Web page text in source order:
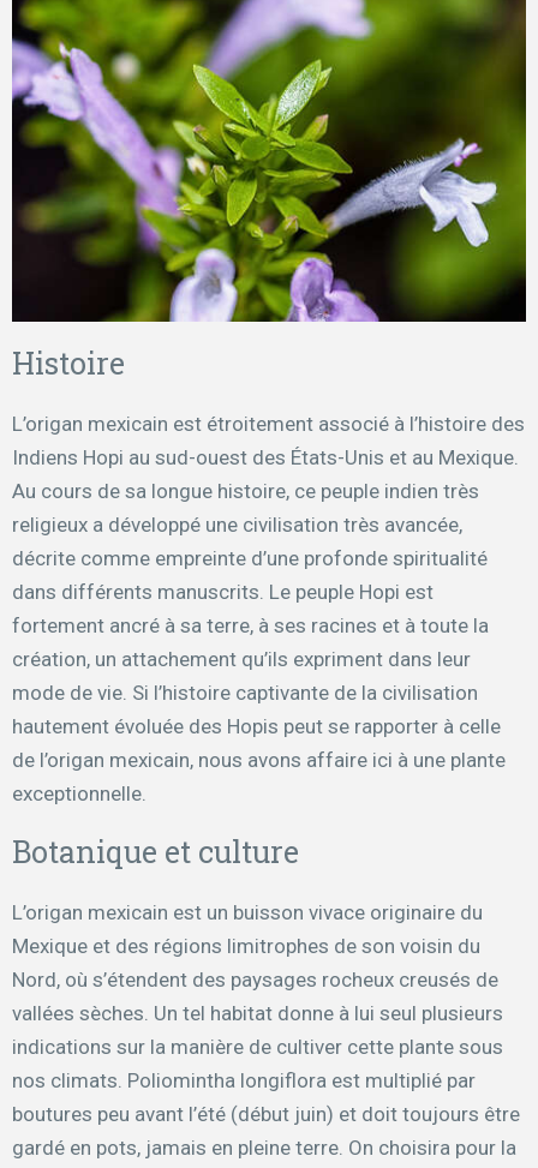
Histoire
L’origan mexicain est étroitement associé à l’histoire des
Indiens Hopi au sud-ouest des États-Unis et au Mexique.
Au cours de sa longue histoire, ce peuple indien très
religieux a développé une civilisation très avancée,
décrite comme empreinte d’une profonde spiritualité
dans différents manuscrits. Le peuple Hopi est
fortement ancré à sa terre, à ses racines et à toute la
création, un attachement qu’ils expriment dans leur
mode de vie. Si l’histoire captivante de la civilisation
hautement évoluée des Hopis peut se rapporter à celle
de l’origan mexicain, nous avons affaire ici à une plante
exceptionnelle.
Botanique et culture
L’origan mexicain est un buisson vivace originaire du
Mexique et des régions limitrophes de son voisin du
Nord, où s’étendent des paysages rocheux creusés de
vallées sèches. Un tel habitat donne à lui seul plusieurs
indications sur la manière de cultiver cette plante sous
nos climats. Poliomintha longiflora est multiplié par
boutures peu avant l’été (début juin) et doit toujours être
gardé en pots, jamais en pleine terre. On choisira pour la